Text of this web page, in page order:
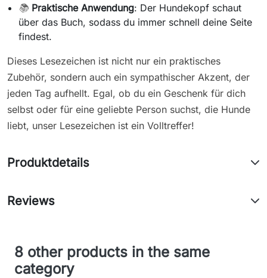
📚 Praktische Anwendung: Der Hundekopf schaut
über das Buch, sodass du immer schnell deine Seite
findest.
Dieses Lesezeichen ist nicht nur ein praktisches
Zubehör, sondern auch ein sympathischer Akzent, der
jeden Tag aufhellt. Egal, ob du ein Geschenk für dich
selbst oder für eine geliebte Person suchst, die Hunde
liebt, unser Lesezeichen ist ein Volltreffer!
Produktdetails
Reviews
8 other products in the same
category